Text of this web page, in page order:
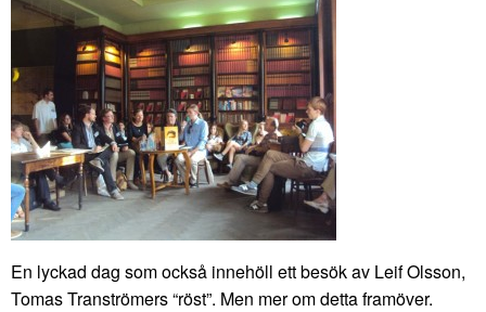
En lyckad dag som också innehöll ett besök av Leif Olsson,
Tomas Tranströmers “röst”. Men mer om detta framöver.